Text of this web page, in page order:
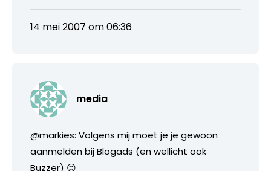
14 mei 2007 om 06:36
media
@markies: Volgens mij moet je je gewoon
aanmelden bij Blogads (en wellicht ook
Buzzer) 😉